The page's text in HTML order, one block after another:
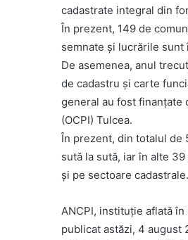
cadastrate integral din
În prezent, 149 de
semnate și lucrările
De asemenea, anul
de cadastru și carte
general au fost finanțate
(OCPI) Tulcea.
În prezent, din totalul de
sută la sută, iar în alte
și pe sectoare cadastrale.
ANCPI, instituție aflată
publicat astăzi, 4 august